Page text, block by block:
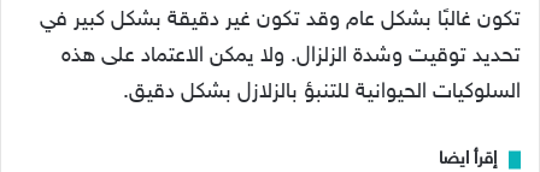
تكون غالبًا بشكل عام وقد تكون غير دقيقة بشكل كبير في
تحديد توقيت وشدة الزلزال. ولا يمكن الاعتماد على هذه
السلوكيات الحيوانية للتنبؤ بالزلازل بشكل دقيق.
إقرأ ايضا